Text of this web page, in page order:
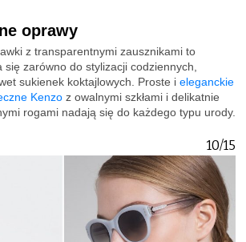
oprawy
z transparentnymi zausznikami to
zarówno do stylizacji codziennych,
sukienek koktajlowych. Proste i eleganckie
Kenzo z owalnymi szkłami i delikatnie
rogami nadają się do każdego typu urody.
10/15